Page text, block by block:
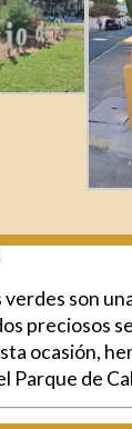
verdes son
preciosos
ocasión,
Parque de